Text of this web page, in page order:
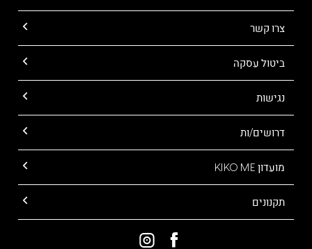
צרו קשר
ביטול עסקה
נגישות
דרושים/ות
מועדון KIKO ME
תקנונים